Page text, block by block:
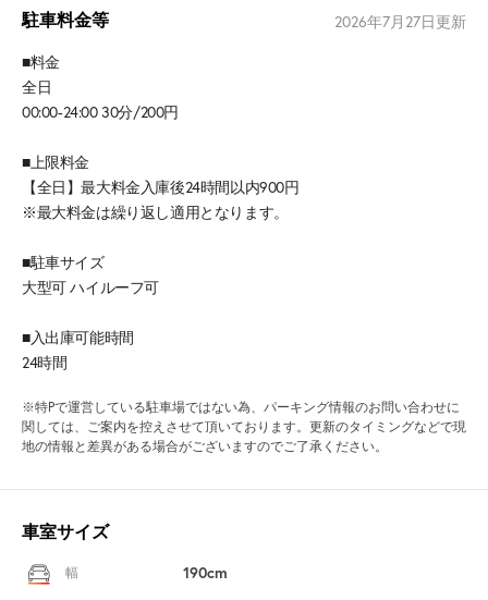
駐車料金等 2026年7月27日更新
■料金
全日
00:00-24:00 30分/200円
■上限料金
【全日】最大料金入庫後24時間以内900円
※最大料金は繰り返し適用となります。
■駐車サイズ
大型可 ハイルーフ可
■入出庫可能時間
24時間
※特Pで運営している駐車場ではない為、パーキング情報のお問い合わせに
関しては、ご案内を控えさせて頂いております。更新のタイミングなどで現
地の情報と差異がある場合がございますのでご了承ください。
車室サイズ
幅 190cm